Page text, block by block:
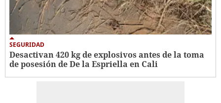
SEGURIDAD
Desactivan 420 kg de explosivos antes de la toma
de posesión de De la Espriella en Cali